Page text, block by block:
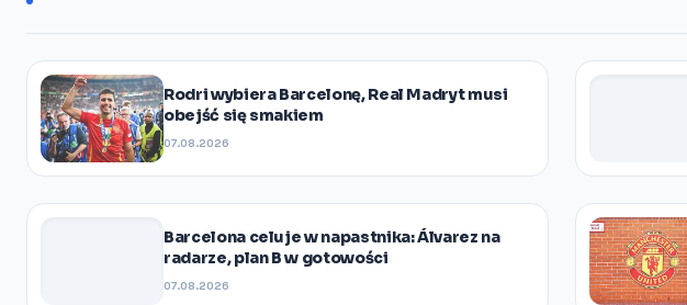
Rodri wybiera Barcelonę, Real Madryt musi
obejść się smakiem
07.08.2026
Barcelona celuje w napastnika: Álvarez na
radarze, plan B w gotowości
07.08.2026